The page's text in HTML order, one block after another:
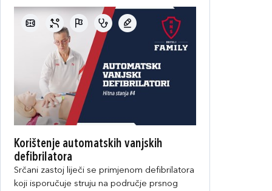
Korištenje automatskih vanjskih
defibrilatora
Srčani zastoj liječi se primjenom defibrilatora
koji isporučuje struju na područje prsnog